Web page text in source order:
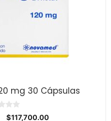
mg 30 Cápsulas
El
$117,700.00El